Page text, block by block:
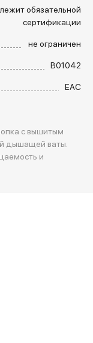
обязательной
сертификации
не ограничен
B01042
EAC
с вышитым
дышащей ваты.
и